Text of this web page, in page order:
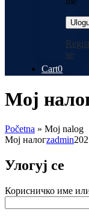
se
Cart0
Moj
Početna » Moj nalog
Moj налогzadmin
Улогуј се
Корисничко име